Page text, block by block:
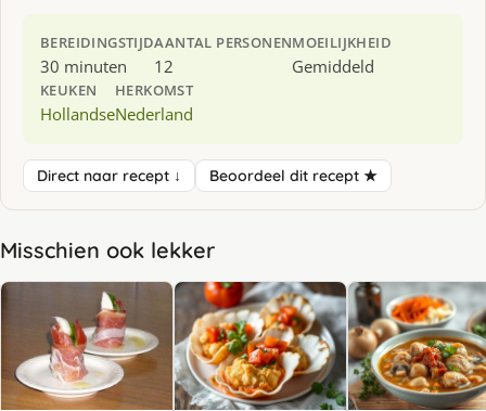
BEREIDINGSTIJD
30 minuten
AANTAL PERSONEN
12
MOEILIJKHEID
Gemiddeld
KEUKEN
Hollandse
HERKOMST
Nederland
Direct naar recept ↓ Beoordeel dit recept ★
Misschien ook lekker